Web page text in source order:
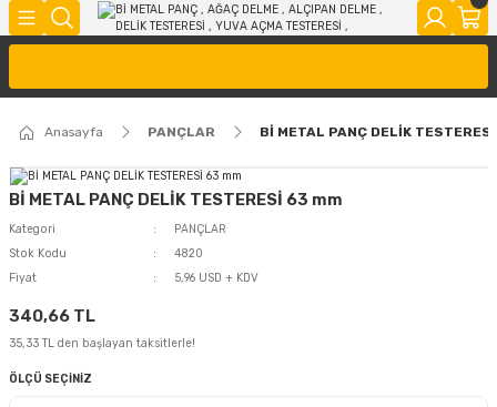
Anasayfa PANÇLAR Bİ METAL PANÇ DELİK
Bİ METAL PANÇ DELİK TESTERESİ 63 mm
Kategori
PANÇLAR
Stok Kodu
4820
Fiyat
5,96 USD + KDV
340,66 TL
35,33 TL den başlayan taksitlerle!
ÖLÇÜ SEÇİNİZ